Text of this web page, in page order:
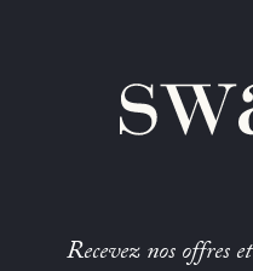
Recevez nos offres